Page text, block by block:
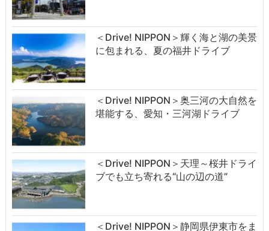
＜Drive! NIPPON＞輝く海と湖の美景
に包まれる、夏の福井ドライブ
＜Drive! NIPPON＞奥三河の大自然を
堪能する、愛知・三河湖ドライブ
＜Drive! NIPPON＞天理～桜井ドライ
ブでも立ち寄れる“山の辺の道”
＜Drive! NIPPON＞静岡県伊東市をま